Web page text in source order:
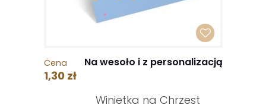
Cena
1,30 zł
Na wesoło i z personalizacją
Winietka na Chrzest